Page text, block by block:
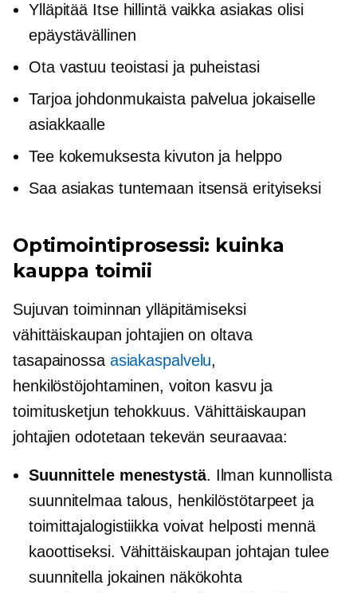
Ylläpitää Itse hillintävaikka asiakas olisi
epäystävällinen
Ota vastuu teoistasi ja puheistasi
Tarjoa johdonmukaista palvelua jokaiselle
asiakkaalle
Tee kokemuksesta kivuton ja helppo
Saa asiakas tuntemaan itsensä erityiseksi
Optimointiprosessi: kuinka
kauppa toimii
Sujuvan toiminnan ylläpitämiseksi
vähittäiskaupan johtajien on oltava
tasapainossa asiakaspalvelu,
henkilöstöjohtaminen, voiton kasvu ja
toimitusketjun tehokkuus. Vähittäiskaupan
johtajien odotetaan tekevän seuraavaa:
Suunnittele menestystä. Ilman kunnollista
suunnitelmaa talous, henkilöstötarpeet ja
toimittajalogistiikka voivat helposti mennä
kaoottiseksi. Vähittäiskaupan johtajan tulee
suunnitella jokainen näkökohta